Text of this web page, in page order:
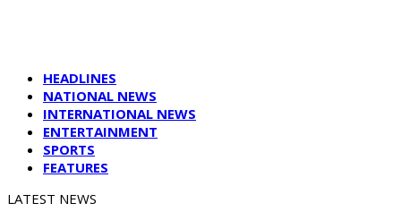
HEADLINES
NATIONAL NEWS
INTERNATIONAL NEWS
ENTERTAINMENT
SPORTS
FEATURES
LATEST NEWS